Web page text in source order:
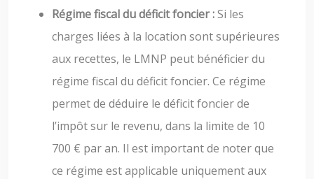
Régime fiscal du déficit foncier :Si les
charges liées à la location sont supérieures
aux recettes, le LMNP peut bénéficier du
régime fiscal du déficit foncier. Ce régime
permet de déduire le déficit foncier de
l’impôt sur le revenu, dans la limite de 10
700 € par an. Il est important de noter que
ce régime est applicable uniquement aux